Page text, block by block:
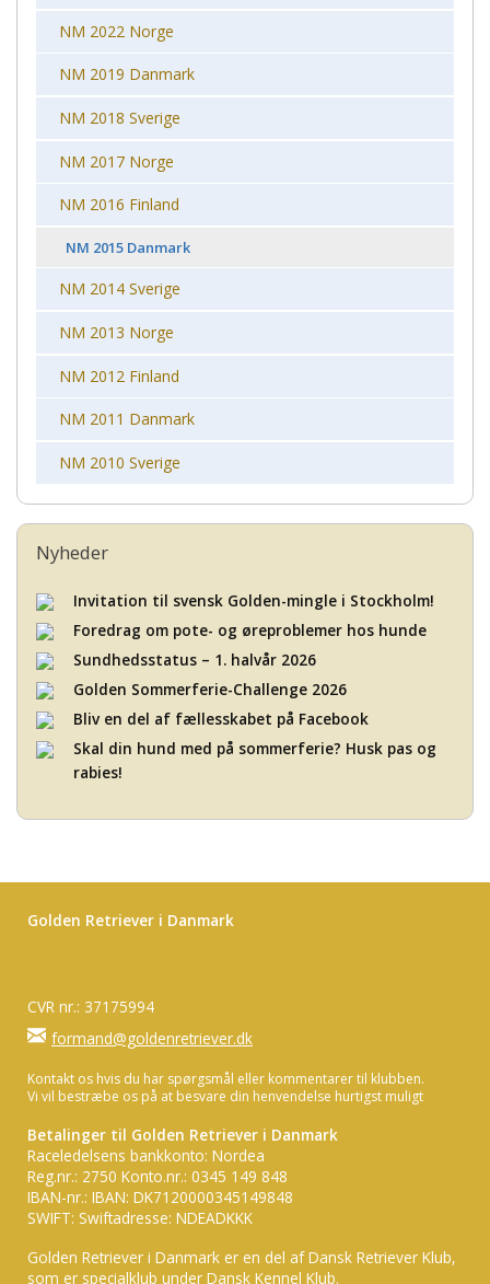
NM 2022 Norge
NM 2019 Danmark
NM 2018 Sverige
NM 2017 Norge
NM 2016 Finland
NM 2015 Danmark
NM 2014 Sverige
NM 2013 Norge
NM 2012 Finland
NM 2011 Danmark
NM 2010 Sverige
Nyheder
Invitation til svensk Golden-mingle i Stockholm!
Foredrag om pote- og øreproblemer hos hunde
Sundhedsstatus – 1. halvår 2026
Golden Sommerferie-Challenge 2026
Bliv en del af fællesskabet på Facebook
Skal din hund med på sommerferie? Husk pas og
rabies!
Golden Retriever i Danmark
CVR nr.: 37175994
formand@goldenretriever.dk
Kontakt os hvis du har spørgsmål eller kommentarer til klubben.
Vi vil bestræbe os på at besvare din henvendelse hurtigst muligt
Betalinger til Golden Retriever i Danmark
Raceledelsens bankkonto: Nordea
Reg.nr.: 2750 Konto.nr.: 0345 149 848
IBAN-nr.: IBAN: DK7120000345149848
SWIFT: Swiftadresse: NDEADKKK
Golden Retriever i Danmark er en del af Dansk Retriever Klub,
som er specialklub under Dansk Kennel Klub.